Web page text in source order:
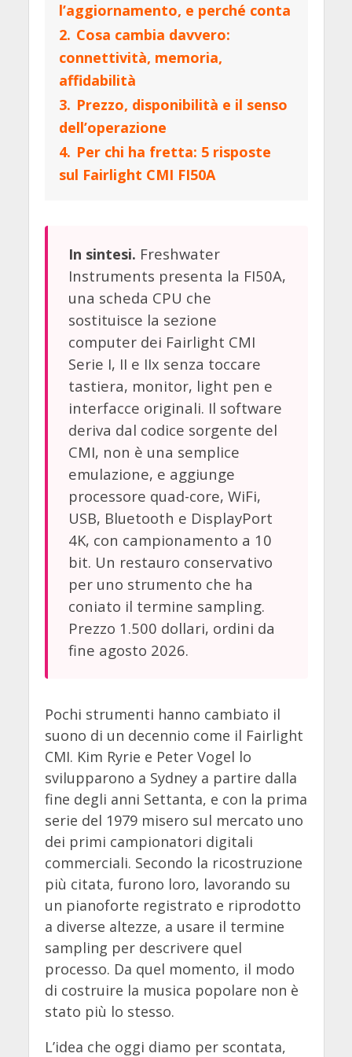
l’aggiornamento, e perché conta
2. Cosa cambia davvero:
connettività, memoria,
affidabilità
3. Prezzo, disponibilità e il senso
dell’operazione
4. Per chi ha fretta: 5 risposte
sul Fairlight CMI FI50A
In sintesi. Freshwater
Instruments presenta la FI50A,
una scheda CPU che
sostituisce la sezione
computer dei Fairlight CMI
Serie I, II e IIx senza toccare
tastiera, monitor, light pen e
interfacce originali. Il software
deriva dal codice sorgente del
CMI, non è una semplice
emulazione, e aggiunge
processore quad-core, WiFi,
USB, Bluetooth e DisplayPort
4K, con campionamento a 10
bit. Un restauro conservativo
per uno strumento che ha
coniato il termine sampling.
Prezzo 1.500 dollari, ordini da
fine agosto 2026.
Pochi strumenti hanno cambiato il
suono di un decennio come il Fairlight
CMI. Kim Ryrie e Peter Vogel lo
svilupparono a Sydney a partire dalla
fine degli anni Settanta, e con la prima
serie del 1979 misero sul mercato uno
dei primi campionatori digitali
commerciali. Secondo la ricostruzione
più citata, furono loro, lavorando su
un pianoforte registrato e riprodotto
a diverse altezze, a usare il termine
sampling per descrivere quel
processo. Da quel momento, il modo
di costruire la musica popolare non è
stato più lo stesso.
L’idea che oggi diamo per scontata,